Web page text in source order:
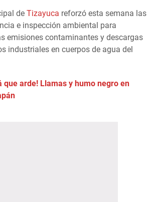
de Tizayuca reforzó esta semana las
e inspección ambiental para
emisiones contaminantes y descargas
industriales en cuerpos de agua del
que arde! Llamas y humo negro en